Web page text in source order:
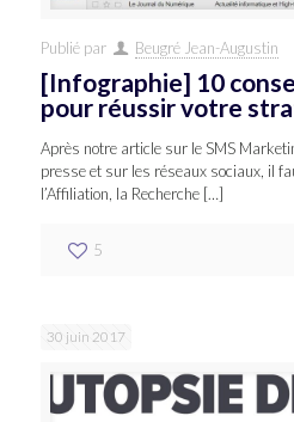
Publié par Beugré Jean-Augustin
[Infographie] 10
pour réussir votre
Après notre article sur le SMS
presse et sur les réseaux sociaux, il
l’Affiliation, la Recherche[…]
5
30 juin 2017